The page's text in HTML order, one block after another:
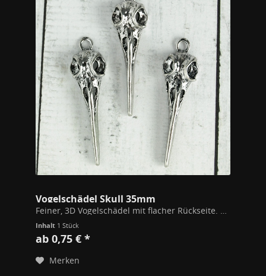
Vogelschädel Skull 35mm
Feiner, 3D Vogelschädel mit flacher Rückseite. Maße: 35x11mm Modeschmuck Metall Kupfer Zink Legierung Alle unsere Schmuckstücke unterschreiten die gem. der EU Richtlinien festgesetzten Werte zu Stoffen wie Blei, Nickel oder Cadmium in...
Inhalt 1 Stück
ab 0,75 € *
Merken